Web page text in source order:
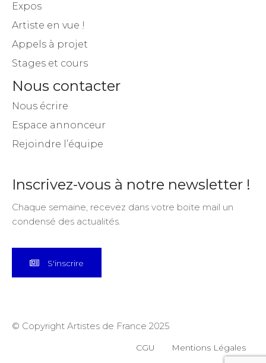
Expos
Artiste en vue !
Appels à projet
Stages et cours
Nous contacter
Nous écrire
Espace annonceur
Rejoindre l’équipe
Inscrivez-vous à notre newsletter !
Chaque semaine, recevez dans votre boite mail un
condensé des actualités.
S'inscrire
© Copyright Artistes de France 2025
CGU Mentions Légales